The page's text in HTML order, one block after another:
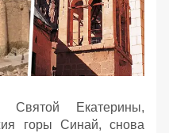
Святой Екатерины,
горы Синай, снова